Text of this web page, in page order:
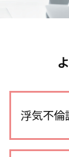
浮気不倫